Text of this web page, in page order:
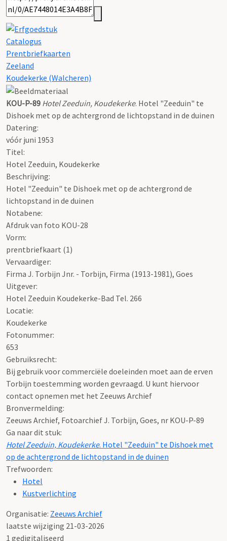
Catalogus
Prentbriefkaarten
Zeeland
Koudekerke (Walcheren)
KOU-P-89 Hotel Zeeduin, Koudekerke. Hotel "Zeeduin" te
Dishoek met op de achtergrond de lichtopstand in de duinen
Datering:
vóór juni 1953
Titel:
Hotel Zeeduin, Koudekerke
Beschrijving:
Hotel "Zeeduin" te Dishoek met op de achtergrond de
lichtopstand in de duinen
Notabene:
Afdruk van foto KOU-28
Vorm:
prentbriefkaart (1)
Vervaardiger:
Firma J. Torbijn Jnr. - Torbijn, Firma (1913-1981), Goes
Uitgever:
Hotel Zeeduin Koudekerke-Bad Tel. 266
Locatie:
Koudekerke
Fotonummer:
653
Gebruiksrecht:
Bij gebruik voor commerciële doeleinden moet aan de erven
Torbijn toestemming worden gevraagd. U kunt hiervoor
contact opnemen met het Zeeuws Archief
Bronvermelding:
Zeeuws Archief, Fotoarchief J. Torbijn, Goes, nr KOU-P-89
Ga naar dit stuk:
Hotel Zeeduin, Koudekerke. Hotel "Zeeduin" te Dishoek met
op de achtergrond de lichtopstand in de duinen
Trefwoorden:
Hotel
Kustverlichting
Organisatie: Zeeuws Archief
laatste wijziging 21-03-2026
1 gedigitaliseerd